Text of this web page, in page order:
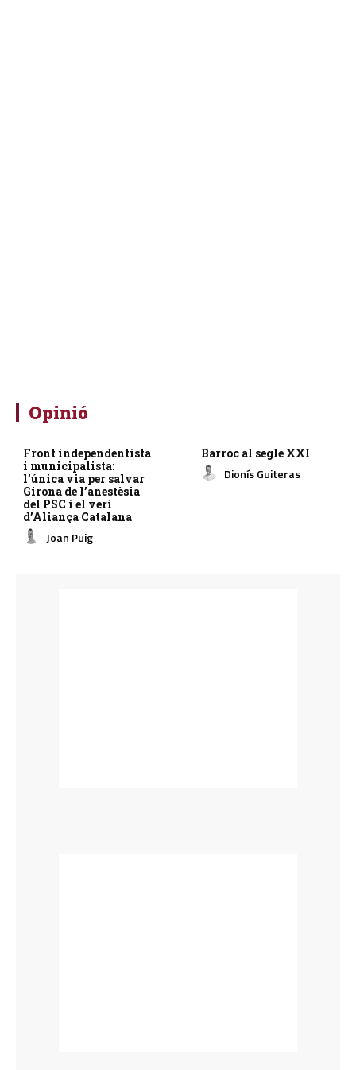
Opinió
Front independentista
i municipalista:
l’única via per salvar
Girona de l’anestèsia
del PSC i el verí
d’Aliança Catalana
Joan Puig
Barroc al segle XXI
Dionís Guiteras